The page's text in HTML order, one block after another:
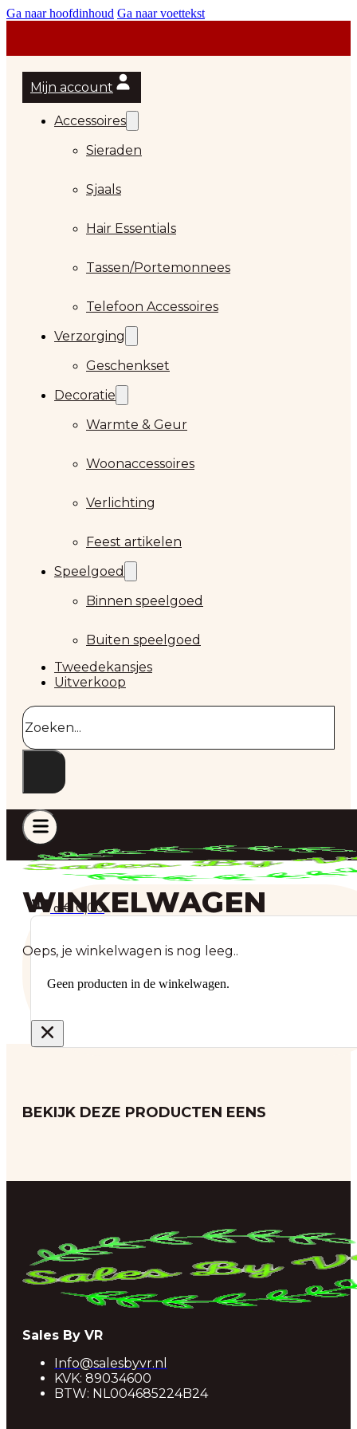
Ga naar hoofdinhoud Ga naar voettekst
Mijn account
Accessoires
Sieraden
Sjaals
Hair Essentials
Tassen/Portemonnees
Telefoon Accessoires
Verzorging
Geschenkset
Decoratie
Warmte & Geur
Woonaccessoires
Verlichting
Feest artikelen
Speelgoed
Binnen speelgoed
Buiten speelgoed
Tweedekansjes
Uitverkoop
Zoeken
0 € 0,00
Geen producten in de winkelwagen.
WINKELWAGEN
Oeps, je winkelwagen is nog leeg..
BEKIJK DEZE PRODUCTEN EENS
Sales By VR
Info@salesbyvr.nl
KVK: 89034600
BTW: NL004685224B24